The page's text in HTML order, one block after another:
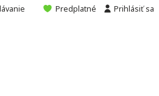
Predplatné Prihlásiť sa